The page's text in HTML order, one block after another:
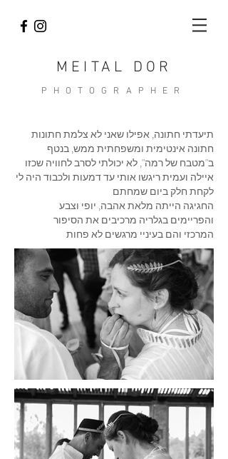
MEITAL DOR
PHOTOGRAPHER
תיעדתי חתונה, אפילו שאני לא צלמת חתונות
חתונה אינטימית ומשפחתית ממש, בנטף
ב"מטבח של רמה", לא יכולתי לסרב לחוויה שכזו
איילה ועמית ריגשו אותי עד דמעות ולכבוד היה לי
לקחת חלק ביום שמחתם
החגיגה הייתה מלאת אהבה, יופי וצבע
והפריימים בגלריה מרכיבים את הסיפור
המרכזי והם בעיניי מרגשים לא פחות